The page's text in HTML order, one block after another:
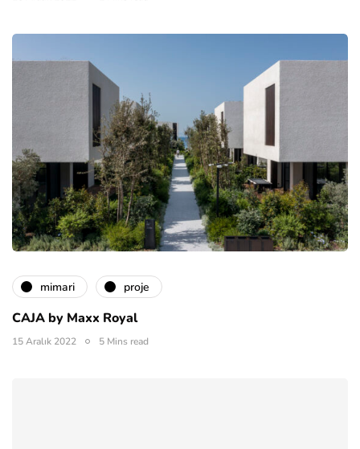
mimari proje
CAJA by Maxx Royal
15 Aralık 2022 5 Mins read